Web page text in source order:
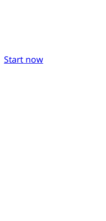
Start now